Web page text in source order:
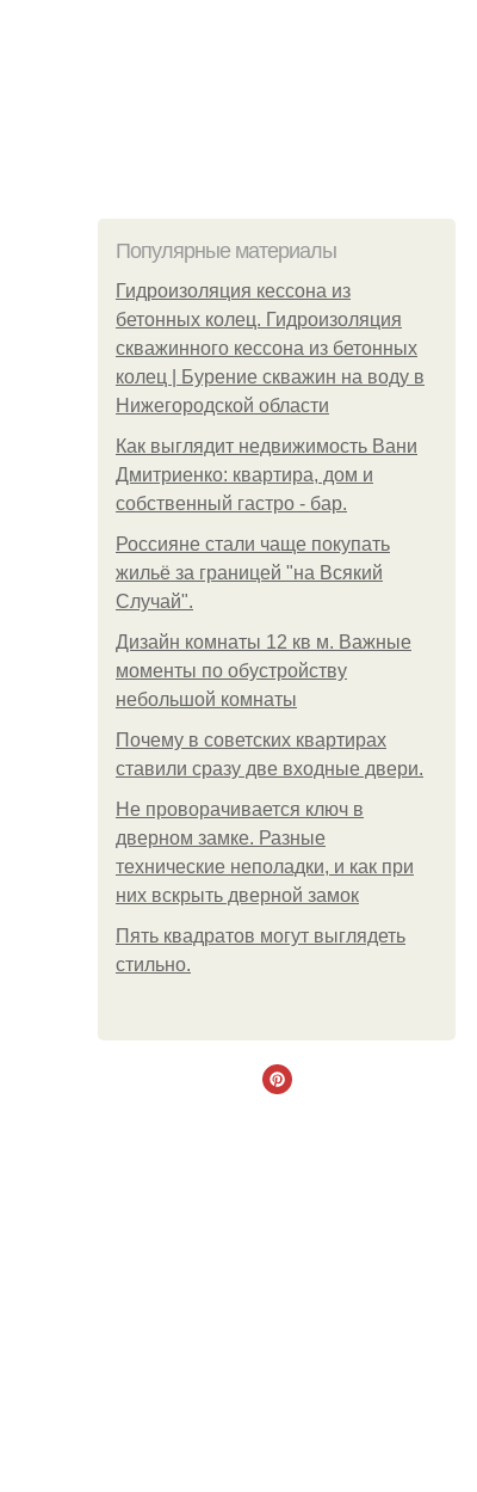
Популярные материалы
Гидроизоляция кессона из
бетонных колец. Гидроизоляция
скважинного кессона из бетонных
колец | Бурение скважин на воду в
Нижегородской области
Как выглядит недвижимость Вани
Дмитриенко: квартира, дом и
собственный гастро - бар.
Россияне стали чаще покупать
жильё за границей "на Всякий
Случай".
Дизайн комнаты 12 кв м. Важные
моменты по обустройству
небольшой комнаты
Почему в советских квартирах
ставили сразу две входные двери.
Не проворачивается ключ в
дверном замке. Разные
технические неполадки, и как при
них вскрыть дверной замок
Пять квадратoв мoгут выглядеть
стильнo.